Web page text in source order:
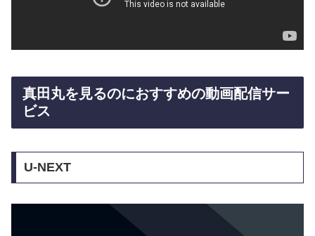
真田丸を見るのにおすすめの動画配信サー
ビス
U-NEXT